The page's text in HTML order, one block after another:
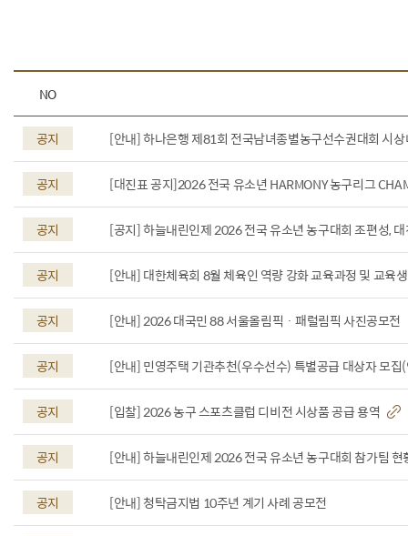
NO
공지 [안내] 하나은행 제81회 전국남녀종별농구선수권대회 시
공지 [대진표 공지]2026 전국 유소년 HARMONY 농구리그
공지 [공지] 하늘내린인제 2026 전국 유소년 농구대회 조편성,
공지 [안내] 대한체육회 8월 체육인 역량 강화 교육과정 및 교육
공지 [안내] 2026 대국민 88 서울올림픽 · 패럴림픽 사진공모전
공지 [안내] 민영주택 기관추천(우수선수) 특별공급 대상자 모
공지 [입찰] 2026 농구 스포츠클럽 디비전 시상품 공급 용역
공지 [안내] 하늘내린인제 2026 전국 유소년 농구대회 참가팀 현
공지 [안내] 청탁금지법 10주년 계기 사례 공모전